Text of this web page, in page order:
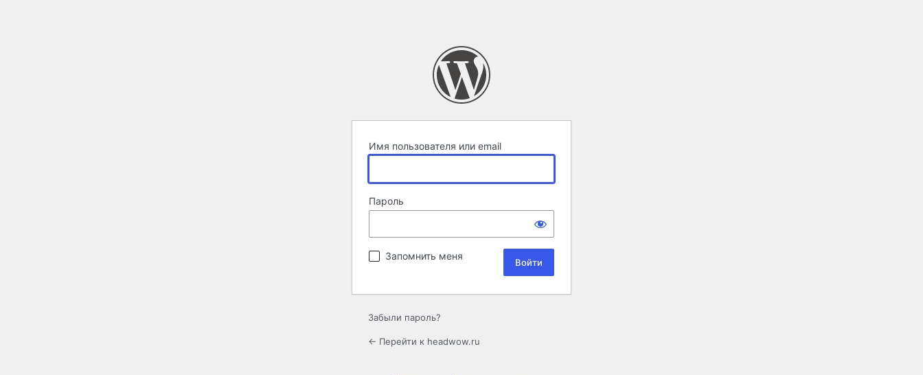
Имя пользователя или email
Пароль
Запомнить меня
Забыли пароль?
← Перейти к headwow.ru